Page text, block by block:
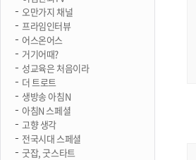
오만가지 채널
프라임인터뷰
어스온어스
거기어때?
성교육은 처음이라
더 트로트
생방송 아침N
아침N 스페셜
고향 생각
전국시대 스페셜
굿잡, 굿스타트